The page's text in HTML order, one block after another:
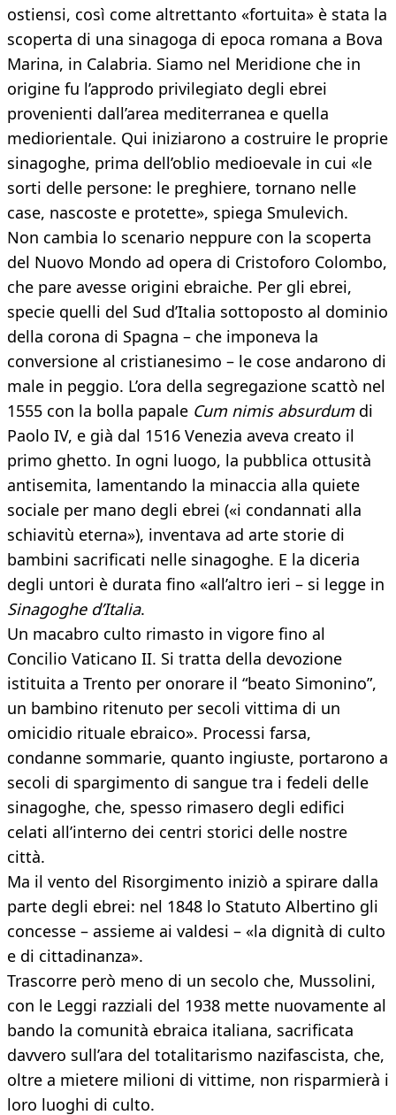
ostiensi, così come altrettanto «fortuita» è stata la
scoperta di una sinagoga di epoca romana a Bova
Marina, in Calabria. Siamo nel Meridione che in
origine fu l’approdo privilegiato degli ebrei
provenienti dall’area mediterranea e quella
mediorientale. Qui iniziarono a costruire le proprie
sinagoghe, prima dell’oblio medioevale in cui «le
sorti delle persone: le preghiere, tornano nelle
case, nascoste e protette», spiega Smulevich.
Non cambia lo scenario neppure con la scoperta
del Nuovo Mondo ad opera di Cristoforo Colombo,
che pare avesse origini ebraiche. Per gli ebrei,
specie quelli del Sud d’Italia sottoposto al dominio
della corona di Spagna – che imponeva la
conversione al cristianesimo – le cose andarono di
male in peggio. L’ora della segregazione scattò nel
1555 con la bolla papale Cum nimis absurdumdi
Paolo IV, e già dal 1516 Venezia aveva creato il
primo ghetto. In ogni luogo, la pubblica ottusità
antisemita, lamentando la minaccia alla quiete
sociale per mano degli ebrei («i condannati alla
schiavitù eterna»), inventava ad arte storie di
bambini sacrificati nelle sinagoghe. E la diceria
degli untori è durata fino «all’altro ieri – si legge in
Sinagoghe d’Italia.
Un macabro culto rimasto in vigore fino al
Concilio Vaticano II. Si tratta della devozione
istituita a Trento per onorare il “beato Simonino”,
un bambino ritenuto per secoli vittima di un
omicidio rituale ebraico». Processi farsa,
condanne sommarie, quanto ingiuste, portarono a
secoli di spargimento di sangue tra i fedeli delle
sinagoghe, che, spesso rimasero degli edifici
celati all’interno dei centri storici delle nostre
città.
Ma il vento del Risorgimento iniziò a spirare dalla
parte degli ebrei: nel 1848 lo Statuto Albertino gli
concesse – assieme ai valdesi – «la dignità di culto
e di cittadinanza».
Trascorre però meno di un secolo che, Mussolini,
con le Leggi razziali del 1938 mette nuovamente al
bando la comunità ebraica italiana, sacrificata
davvero sull’ara del totalitarismo nazifascista, che,
oltre a mietere milioni di vittime, non risparmierà i
loro luoghi di culto.